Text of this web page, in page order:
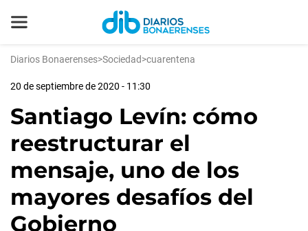
Diarios Bonaerenses>Sociedad>cuarentena
20 de septiembre de 2020 - 11:30
Santiago Levín: cómo
reestructurar el
mensaje, uno de los
mayores desafíos del
Gobierno